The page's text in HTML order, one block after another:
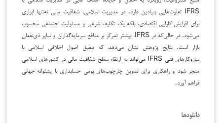
IFRS تفاوت‌هایی بنیادین دارد. در مدیریت اسلامی، شفافیت مالی نه‌تنها ابزاری
برای افزایش کارایی اقتصادی، بلکه یک تکلیف شرعی و مسئولیت اجتماعی محسوب
می‌شود. در حالی‌که در IFRS، بیشتر تمرکز بر منافع سرمایه‌گذاران و سایر ذی‌نفعان
بازار است. نتایج پژوهش نشان می‌دهد که تلفیق اصول اخلاقی اسلامی با
سازوکارهای فنی IFRS می‌تواند به ارتقاء سطح شفافیت مالی در کشورهای اسلامی
منجر شود و راهکاری برای تدوین چارچوب‌های بومی حسابداری با پشتوانه جهانی
فراهم آورد.
دانلودها